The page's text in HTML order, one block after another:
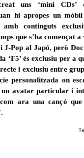
uns ‘mini CDs’
hi apropes un
continguts
que s’ha començat
J-Pop al Japó, però
‘F5’ és exclusiu per a
i exclusiu entre
personalitzada on
avatar particular i
ara una cançó